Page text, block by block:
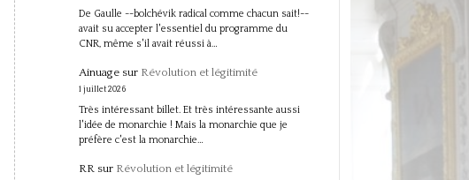
De Gaulle --bolchévik radical comme chacun sait!--
avait su accepter l'essentiel du programme du
CNR, même s'il avait réussi à…
Ainuagesur Révolution et légitimité
1 juillet 2026
Très intéressant billet. Et très intéressante aussi
l'idée de monarchie ! Mais la monarchie que je
préfère c'est la monarchie…
RRsur Révolution et légitimité